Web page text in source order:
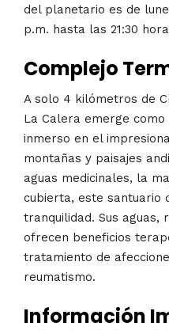
del planetario es de
p.m. hasta las 21:30
Complejo
A solo 4 kilómetros de
La Calera emerge como
inmerso en el
montañas y paisajes
aguas medicinales, la
cubierta, este santuario
tranquilidad. Sus aguas,
ofrecen beneficios
tratamiento de
reumatismo.
Información